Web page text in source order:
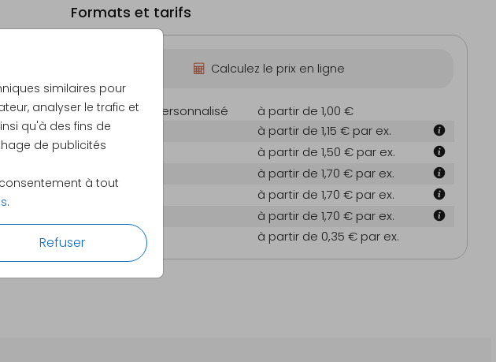
similaires pour
analyser le trafic et
qu'à des fins de
de publicités
à tout
.
Refuser
Formats et tarifs
Calculez le prix en ligne
Échantillon personnalisé
à partir de 1,00 €
8 × 8 cm
à partir de 1,15 € par ex.
11 × 11 cm
à partir de 1,50 € par ex.
à partir de 1,70 € par ex.
à partir de 1,70 € par ex.
à partir de 1,70 € par ex.
Enveloppes
à partir de 0,35 € par ex.